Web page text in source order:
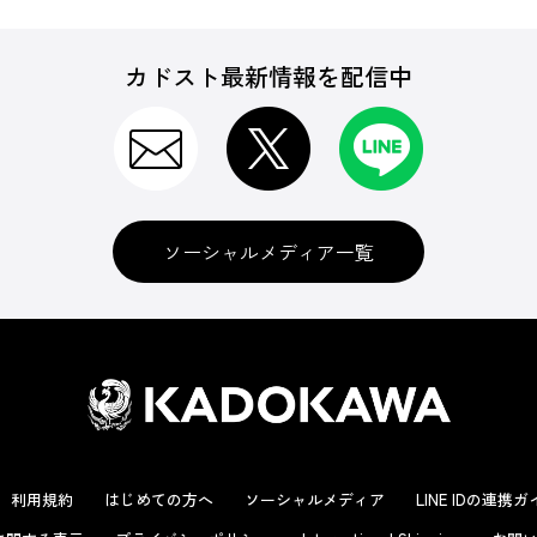
カドスト最新情報を配信中
ソーシャルメディア一覧
利用規約 はじめての方へ ソーシャルメディア LINE IDの連携ガ